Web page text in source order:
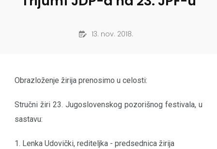
13. nov. 2018.
Obrazloženje žirija prenosimo u celosti:
Stručni žiri 23. Jugoslovenskog pozorišnog festivala, u
sastavu:
1. Lenka Udovički, rediteljka - predsednica žirija